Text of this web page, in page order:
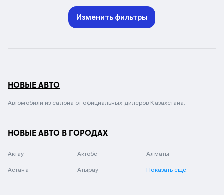
Изменить фильтры
НОВЫЕ АВТО
Автомобили из салона от официальных дилеров Казахстана.
НОВЫЕ АВТО В ГОРОДАХ
Актау Актобе Алматы
Астана Атырау Показать еще